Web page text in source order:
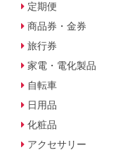
定期便
商品券・金券
旅行券
家電・電化製品
自転車
日用品
化粧品
アクセサリー